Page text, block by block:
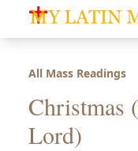
My Latin Mass -
All Mass Readings
Christmas
Lord)